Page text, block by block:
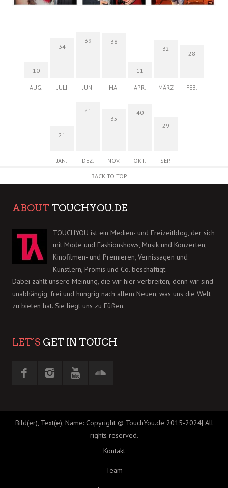
10
AUG.
34
JULI
39
JUNI
38
MAI
11
APR.
32
MÄRZ
28
FEB.
21
JAN.
41
DEZ.
35
NOV.
40
OKT.
29
SEP.
BACK TO TOP
ABOUT TOUCHYOU.DE
TOUCHYOU ist ein Medien- und Freizeitblog, der sich
mit Mode und Fashionshows, Musik und Konzerten,
Kinofilmen- und Premieren, Vernissagen und
Künstlern, Promis und Co. beschäftigt.
Dabei zählt unsere Meinung, die wir hier verbreiten, denn wir sind
unabhängig, frei und hungrig nach allem Neuen, was uns die Welt
zu bieten hat. Sie liegt uns zu Füßen.
LET´S GET IN TOUCH
Bild(er), Text(e), Name: Copyright © TouchYou.de 2015-2024| All
rights reserved.
Kontakt
Team